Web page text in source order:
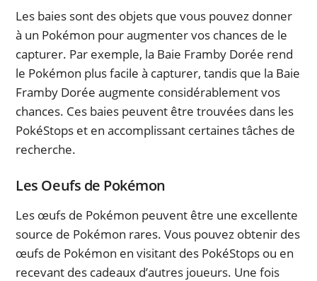
Les baies sont des objets que vous pouvez donner
à un Pokémon pour augmenter vos chances de le
capturer. Par exemple, la Baie Framby Dorée rend
le Pokémon plus facile à capturer, tandis que la Baie
Framby Dorée augmente considérablement vos
chances. Ces baies peuvent être trouvées dans les
PokéStops et en accomplissant certaines tâches de
recherche.
Les Oeufs de Pokémon
Les œufs de Pokémon peuvent être une excellente
source de Pokémon rares. Vous pouvez obtenir des
œufs de Pokémon en visitant des PokéStops ou en
recevant des cadeaux d’autres joueurs. Une fois